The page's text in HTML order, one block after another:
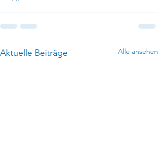
Aktuelle Beiträge Alle ansehen